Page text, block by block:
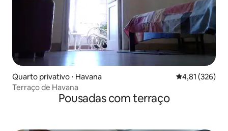
Quarto privativo ⋅ Havana 4,81 de uma
4,81 (326)
Terraço de Havana
Pousadas com terraço